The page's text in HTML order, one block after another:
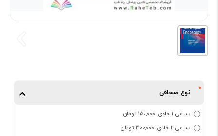
نوع صحافی
سیمی 1 جلدی 150,000 تومان
سیمی 2 جلدی 300,000 تومان